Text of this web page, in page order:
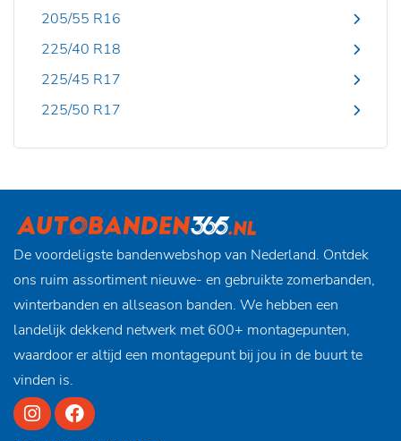
205/55 R16
225/40 R18
225/45 R17
225/50 R17
De voordeligste bandenwebshop van Nederland. Ontdek
ons ruim assortiment nieuwe- en gebruikte zomerbanden,
winterbanden en allseason banden. We hebben een
landelijk dekkend netwerk met 600+ montagepunten,
waardoor er altijd een montagepunt bij jou in de buurt te
vinden is.